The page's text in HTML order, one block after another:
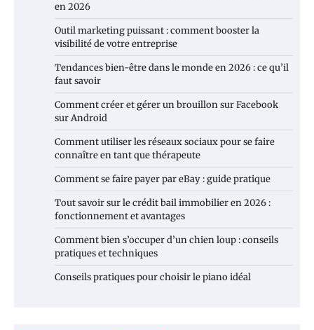
en 2026
Outil marketing puissant : comment booster la
visibilité de votre entreprise
Tendances bien-être dans le monde en 2026 : ce qu’il
faut savoir
Comment créer et gérer un brouillon sur Facebook
sur Android
Comment utiliser les réseaux sociaux pour se faire
connaître en tant que thérapeute
Comment se faire payer par eBay : guide pratique
Tout savoir sur le crédit bail immobilier en 2026 :
fonctionnement et avantages
Comment bien s’occuper d’un chien loup : conseils
pratiques et techniques
Conseils pratiques pour choisir le piano idéal